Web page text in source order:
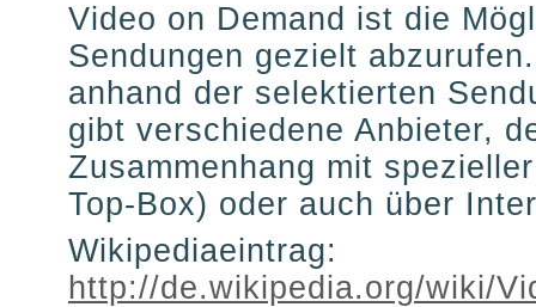
Video on Demand ist die
Sendungen gezielt
anhand der selektierten
gibt verschiedene Anbieter,
Zusammenhang mit
Top-Box) oder auch über
Wikipediaeintrag:
http://de.wikipedia.org/wiki/